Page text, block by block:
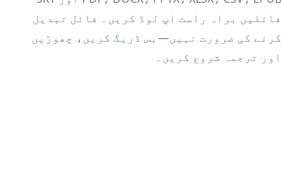
فائلیں براہ راست اپ لوڈ کریں۔ فائل تبدیل
کرنے کی ضرورت نہیں—بس ڈریگ کریں، چھوڑیں
اور ترجمہ شروع کریں۔